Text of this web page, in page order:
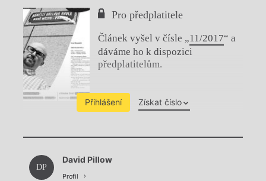
Pro předplatitele
Článek vyšel v čísle „11/2017“ a
dáváme ho k dispozici
předplatitelům.
Přihlášení Získat číslo
Chviličku.
DP
David Pillow
Profil